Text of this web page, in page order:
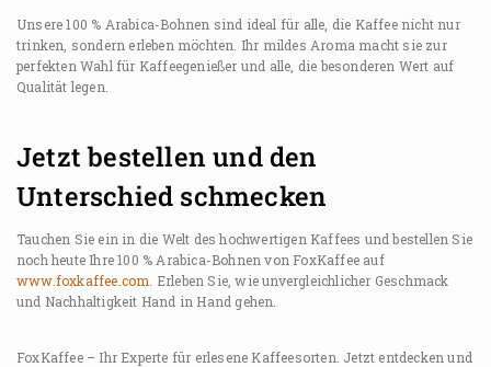
Unsere 100 % Arabica-Bohnen sind ideal für alle, die Kaffee nicht nur
trinken, sondern erleben möchten. Ihr mildes Aroma macht sie zur
perfekten Wahl für Kaffeegenießer und alle, die besonderen Wert auf
Qualität legen.
Jetzt bestellen und den
Unterschied schmecken
Tauchen Sie ein in die Welt des hochwertigen Kaffees und bestellen Sie
noch heute Ihre 100 % Arabica-Bohnen von FoxKaffee auf
www.foxkaffee.com . Erleben Sie, wie unvergleichlicher Geschmack
und Nachhaltigkeit Hand in Hand gehen.
FoxKaffee – Ihr Experte für erlesene Kaffeesorten. Jetzt entdecken und